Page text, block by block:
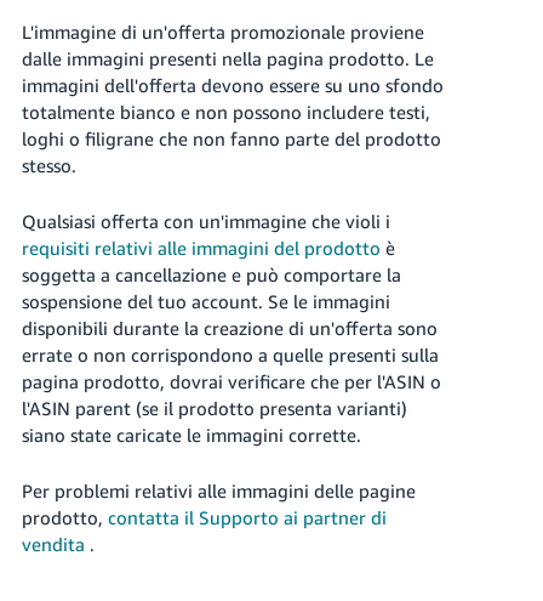
L'immagine di un'offerta promozionale proviene
dalle immagini presenti nella pagina prodotto. Le
immagini dell'offerta devono essere su uno sfondo
totalmente bianco e non possono includere testi,
loghi o filigrane che non fanno parte del prodotto
stesso.
Qualsiasi offerta con un'immagine che violi i
requisiti relativi alle immagini del prodotto è
soggetta a cancellazione e può comportare la
sospensione del tuo account. Se le immagini
disponibili durante la creazione di un'offerta sono
errate o non corrispondono a quelle presenti sulla
pagina prodotto, dovrai verificare che per l'ASIN o
l'ASIN parent (se il prodotto presenta varianti)
siano state caricate le immagini corrette.
Per problemi relativi alle immagini delle pagine
prodotto, contatta il Supporto ai partner di
vendita .